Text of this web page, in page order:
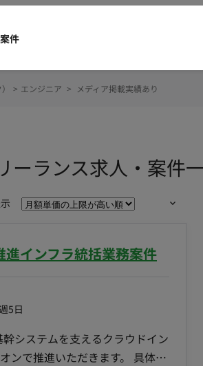
件
ーランス求人・案件
進インフラ統括業務案件
5日
システムを支えるクラウドイン
ンで推進いただきます。 具体的
> エンジニア > メディア掲載実績あり